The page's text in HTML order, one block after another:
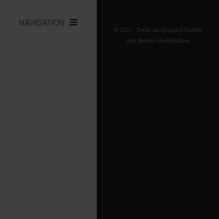
NAVIGATION
© 2026 - Delta im Quadrat GmbH
Alle Rechte vorbehalten.